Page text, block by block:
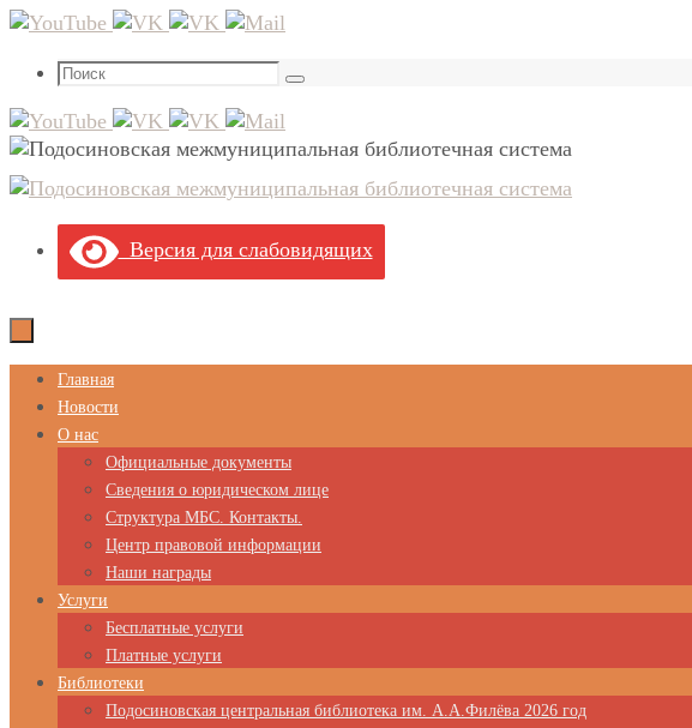
Перейти
содержимому
Что
Поиск
Версия для слабовидящих
Перейти
содержимому
Главная
Новости
О нас
Официальные документы
Сведения о юридическом лице
Структура МБС. Контакты.
Центр правовой информации
Наши награды
Услуги
Бесплатные услуги
Платные услуги
Библиотеки
Подосиновская центральная библиотека им. А.А.Филёва 2026 год